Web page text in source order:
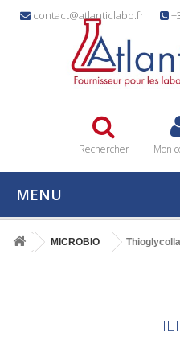
contact@atlanticlabo.fr
Rechercher Mon
MENU
MICROBIO